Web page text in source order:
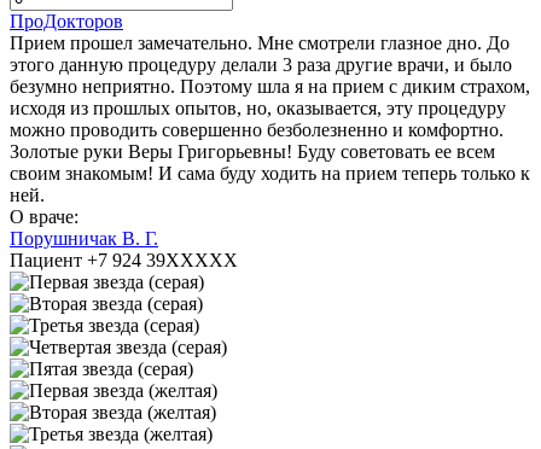
ПроДокторов
Прием прошел замечательно. Мне смотрели глазное дно. До
этого данную процедуру делали 3 раза другие врачи, и было
безумно неприятно. Поэтому шла я на прием с диким страхом,
исходя из прошлых опытов, но, оказывается, эту процедуру
можно проводить совершенно безболезненно и комфортно.
Золотые руки Веры Григорьевны! Буду советовать ее всем
своим знакомым! И сама буду ходить на прием теперь только к
ней.
О враче:
Порушничак В. Г.
Пациент +7 924 39XXXXX